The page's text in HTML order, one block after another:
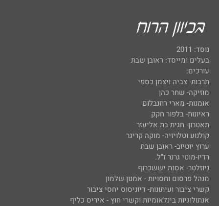
נוסד: 2011
בעלים ומייסד: ראובן שבת
עורכים:
תרבות- צביה ויצמן כספי
מוזיקה- שחר כהן
אומנות- מארי רוזנבלום
ראיונות- בלפור חקק
תאטרון- חגית בת אליעזר
קולנוע וטלויזיה- מוקה קריגר
ערוץ יוטיוב- ראובן שבת
רדיו-מוטי גרנר ז"ל.
ניוזלטר- אסנת יששכרוף
מנהל פרסום וחסויות - אמנון שלמון
קשרי ציבור ועיתונות- דיוניסוס יחסי ציבור
אנתולוגיות בינלאומיות וקשרי חוץ - איריס כליף